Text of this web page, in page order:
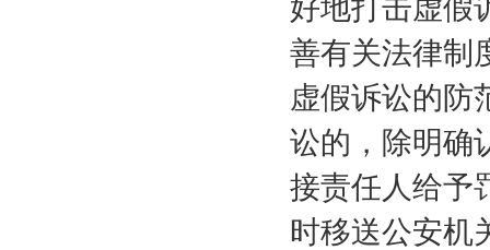
好地打击虚假
善有关法律制
虚假诉讼的防
讼的，除明确
接责任人给予
时移送公安机